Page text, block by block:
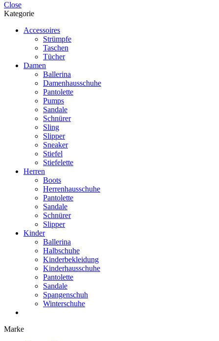
Close
Kategorie
Accessoires
Strümpfe
Taschen
Tücher
Damen
Ballerina
Damenhausschuhe
Pantolette
Pumps
Sandale
Schnürer
Sling
Slipper
Sneaker
Stiefel
Stiefelette
Herren
Boots
Herrenhausschuhe
Pantolette
Sandale
Schnürer
Slipper
Kinder
Ballerina
Halbschuhe
Kinderbekleidung
Kinderhausschuhe
Pantolette
Sandale
Spangenschuh
Winterschuhe
Marke